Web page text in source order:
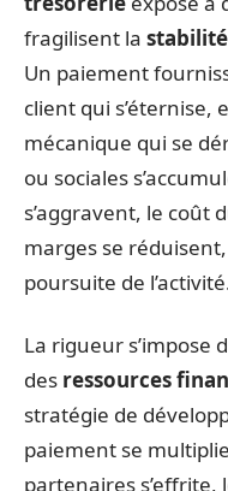
fragilisent la
Un paiement
client qui s’éternise,
mécanique qui se
ou sociales
s’aggravent, le coût
marges se
poursuite de
La rigueur s’impose
des ressources
stratégie de
paiement se
partenaires